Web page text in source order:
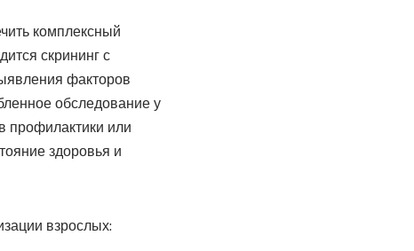
комплексный
скрининг с
факторов
обследование у
профилактики или
здоровья и
взрослых: